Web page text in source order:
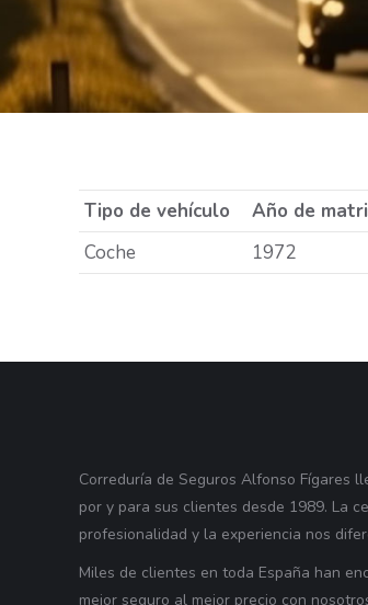
Tipo de vehículo Año de
Coche
1972
Correduría de Seguros Alfonso Fígares
por y para sus clientes desde 1989. La
profesionalidad y la experiencia nos
Miles de clientes en toda España han
mejor seguro al mejor precio con